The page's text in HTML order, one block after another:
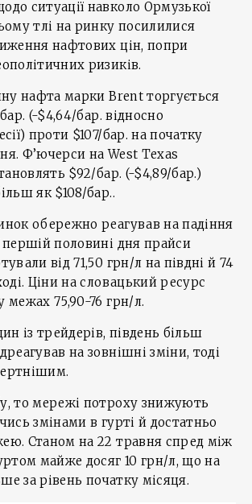
ситуації навколо Ормузької
тлі на ринку посилилися
нафтових цін, попри
ризиків.
нафта марки Brent торгується
(-$4,64/бар. відносно
проти $107/бар. на початку
Ф’ючерси на West Texas
$92/бар. (-$4,89/бар.)
як $108/бар..
обережно реагував на падіння
половині дня прайси
від 71,50 грн/л на півдні й 74
Ціни на словацький ресурс
межах 75,90-76 грн/л.
із трейдерів, південь більш
на зовнішні зміни, тоді
то мережі потроху знижують
змінами в гурті й достатньо
Станом на 22 травня спред між
майже досяг 10 грн/л, що на
за рівень початку місяця.